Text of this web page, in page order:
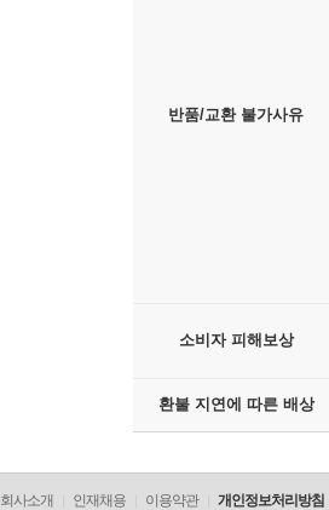
반품/교환 불가사유
소비자 피해보상
환불 지연에 따른 배상
회사소개 인재채용 이용약관 개인정보처리방침